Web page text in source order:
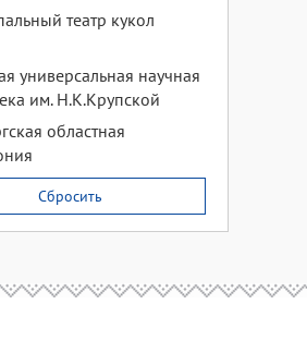
театр кукол
универсальная научная
им. Н.К.Крупской
областная
Сбросить